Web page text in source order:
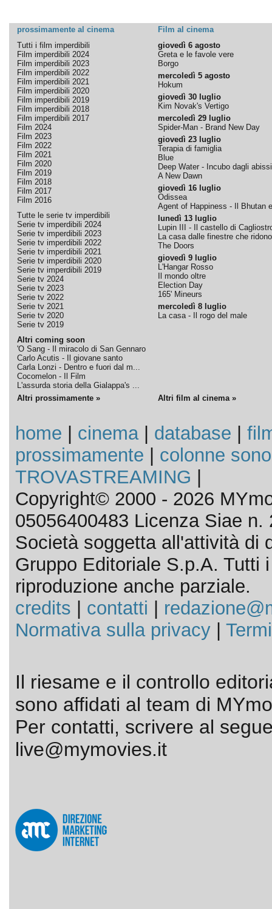
prossimamente al cinema
Film al cinema
Tutti i film imperdibili
Film imperdibili 2024
Film imperdibili 2023
Film imperdibili 2022
Film imperdibili 2021
Film imperdibili 2020
Film imperdibili 2019
Film imperdibili 2018
Film imperdibili 2017
Film 2024
Film 2023
Film 2022
Film 2021
Film 2020
Film 2019
Film 2018
Film 2017
Film 2016
Tutte le serie tv imperdibili
Serie tv imperdibili 2024
Serie tv imperdibili 2023
Serie tv imperdibili 2022
Serie tv imperdibili 2021
Serie tv imperdibili 2020
Serie tv imperdibili 2019
Serie tv 2024
Serie tv 2023
Serie tv 2022
Serie tv 2021
Serie tv 2020
Serie tv 2019
Altri coming soon
'O Sang - Il miracolo di San Gennaro
Carlo Acutis - Il giovane santo
Carla Lonzi - Dentro e fuori dal m...
Cocomelon - Il Film
L'assurda storia della Gialappa's ...
giovedì 6 agosto
Greta e le favole vere
Borgo
mercoledì 5 agosto
Hokum
giovedì 30 luglio
Kim Novak's Vertigo
mercoledì 29 luglio
Spider-Man - Brand New Day
giovedì 23 luglio
Terapia di famiglia
Blue
Deep Water - Incubo dagli abissi
A New Dawn
giovedì 16 luglio
Odissea
Agent of Happiness - Il Bhutan
lunedì 13 luglio
Lupin III - Il castello di
La casa dalle finestre che ridono
The Doors
giovedì 9 luglio
L'Hangar Rosso
Il mondo oltre
Election Day
165' Mineurs
mercoledì 8 luglio
La casa - Il rogo del male
Altri prossimamente » Altri film al cinema »
home cinema| database
prossimamente
colonne
TROVASTREAMING
Copyright© 2000 - 2026
05056400483 Licenza Siae n.
Società soggetta all'attività di
Gruppo Editoriale S.p.A. Tutti
riproduzione anche parziale.
credits
contatti
Normativa sulla privacy|
Il riesame e il controllo
sono affidati al team di
Per contatti, scrivere al
live@mymovies.it